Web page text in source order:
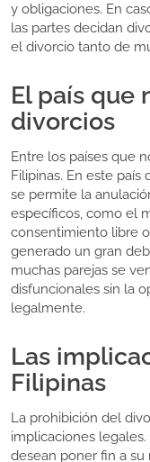
y obligaciones. En
las partes decidan
el divorcio tanto de
El país que
divorcios
Entre los países que
Filipinas. En este
se permite la
específicos, como el
consentimiento libre
generado un gran
muchas parejas se
disfuncionales sin la
legalmente.
Las
Filipinas
La prohibición del
implicaciones
desean poner fin a